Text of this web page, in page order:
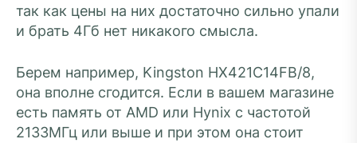
так как цены на них достаточно сильно упали
и брать 4Гб нет никакого смысла.
Берем например, Kingston HX421C14FB/8,
она вполне сгодится. Если в вашем магазине
есть память от AMD или Hynix с частотой
2133МГц или выше и при этом она стоит